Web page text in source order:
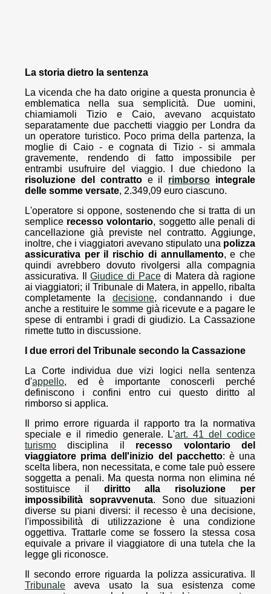
La storia dietro la sentenza
La vicenda che ha dato origine a questa pronuncia è
emblematica nella sua semplicità. Due uomini,
chiamiamoli Tizio e Caio, avevano acquistato
separatamente due pacchetti viaggio per Londra da
un operatore turistico. Poco prima della partenza, la
moglie di Caio - e cognata di Tizio - si ammala
gravemente, rendendo di fatto impossibile per
entrambi usufruire del viaggio. I due chiedono la
risoluzione del contrattoe il rimborso integrale
delle somme versate, 2.349,09 euro ciascuno.
L'operatore si oppone, sostenendo che si tratta di un
semplice recesso volontario, soggetto alle penali di
cancellazione già previste nel contratto. Aggiunge,
inoltre, che i viaggiatori avevano stipulato una polizza
assicurativa per il rischio di annullamento, e che
quindi avrebbero dovuto rivolgersi alla compagnia
assicurativa. IlGiudice di Pacedi Matera dà ragione
ai viaggiatori; il Tribunale di Matera, in appello, ribalta
completamente la decisione, condannando i due
anche a restituire le somme già ricevute e a pagare le
spese di entrambi i gradi di giudizio. La Cassazione
rimette tutto in discussione.
I due errori del Tribunale secondo la Cassazione
La Corte individua due vizi logici nella sentenza
d'appello, ed è importante conoscerli perché
definiscono i confini entro cui questo diritto al
rimborso si applica.
Il primo errore riguarda il rapporto tra la normativa
speciale e il rimedio generale. L'art. 41 del codice
turismo disciplina il recesso volontario del
viaggiatore prima dell'inizio del pacchetto: è una
scelta libera, non necessitata, e come tale può essere
soggetta a penali. Ma questa norma non elimina né
sostituisce il diritto alla risoluzione per
impossibilità sopravvenuta. Sono due situazioni
diverse su piani diversi: il recesso è una decisione,
l'impossibilità di utilizzazione è una condizione
oggettiva. Trattarle come se fossero la stessa cosa
equivale a privare il viaggiatore di una tutela che la
legge gli riconosce.
Il secondo errore riguarda la polizza assicurativa. Il
Tribunale aveva usato la sua esistenza come